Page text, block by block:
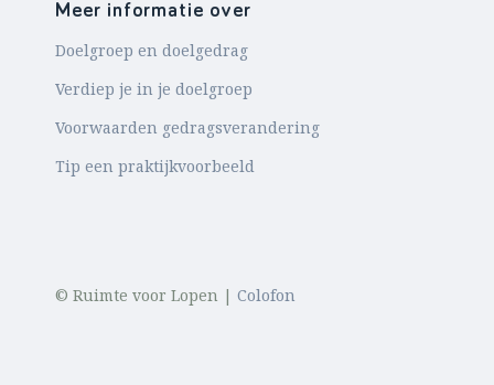
Meer informatie over
Doelgroep en doelgedrag
Verdiep je in je doelgroep
Voorwaarden gedragsverandering
Tip een praktijkvoorbeeld
© Ruimte voor Lopen | Colofon